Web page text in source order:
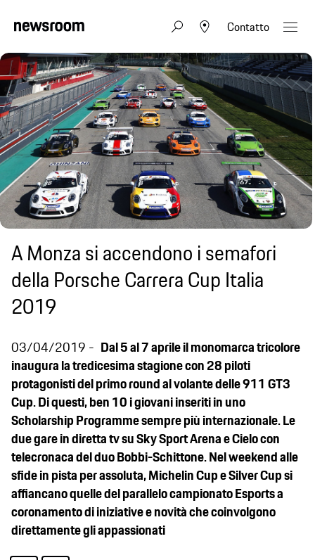
Contatto
A Monza si accendono i semafori
della Porsche Carrera Cup Italia
2019
03/04/2019
Dal 5 al 7 aprile il monomarca tricolore
inaugura la tredicesima stagione con 28 piloti
protagonisti del primo round al volante delle 911 GT3
Cup. Di questi, ben 10 i giovani inseriti in uno
Scholarship Programme sempre più internazionale. Le
due gare in diretta tv su Sky Sport Arena e Cielo con
telecronaca del duo Bobbi-Schittone. Nel weekend alle
sfide in pista per assoluta, Michelin Cup e Silver Cup si
affiancano quelle del parallelo campionato Esports a
coronamento di iniziative e novità che coinvolgono
direttamente gli appassionati